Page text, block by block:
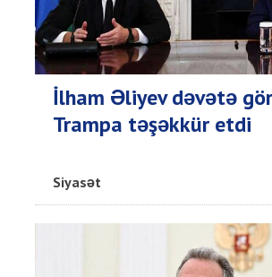
İlham Əliyev dəvətə
Trampa təşəkkür etdi
Siyasət